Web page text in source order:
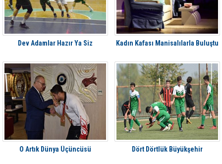
Dev Adamlar Hazır Ya Siz Kadın Kafası Manisalılarla Buluştu
O Artık Dünya Üçüncüsü Dört Dörtlük Büyükşehir